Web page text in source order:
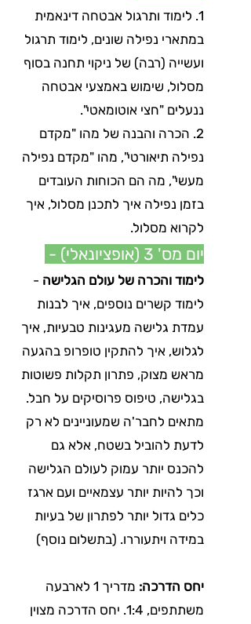
1. לימוד ותרגול אבטחה דינאמית
במתארי נפילה שונים, לימוד תרגול
ועשייה (רבה) של ניקוי תחנה בסוף
מסלול, שימוש באמצעי אבטחה
ננעלים "חצי אוטומאטי".
2. הכרה והבנה של מהו "מקדם
נפילה תיאורטי", מהו "מקדם נפילה
מעשי", מה הם הכוחות העובדים
בזמן נפילה איך לתכנן מסלול, איך
לקרוא מסלול.
יום מס' 3 (אופציונאלי) -
לימוד והכרה של עולם הגלישה -
לימוד קשרים נוספים, איך לבנות
עמדת גלישה מעגינות טבעיות, איך
לגלוש, איך להתקין טופרופ בהגעה
מראש מצוק, פתרון תקלות פשוטות
בגלישה, טיפוס פרוסיקים על חבל.
מתאים לחבר'ה שמעוניינים לא רק
לדעת להוביל בשטח, אלא גם
להכנס יותר עמוק לעולם הגלישה
וכך להיות יותר עצמאיים ועם ארגז
כלים גדול יותר לפתרון של בעיות
במידה ויתעוררו. (בתשלום נוסף)
יחס הדרכה:
מדריך 1 לארבעה
משתתפים, 1:4. יחס הדרכה מצוין